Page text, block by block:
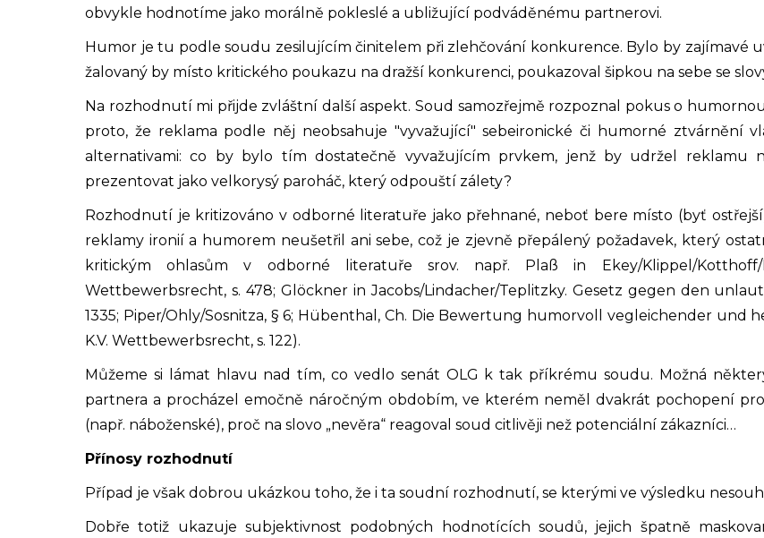
obvykle hodnotíme jako morálně pokleslé a ubližující podváděnému partnerovi.
Humor je tu podle soudu zesilujícím činitelem při zlehčování konkurence. Bylo by zajímavé
žalovaný by místo kritického poukazu na dražší konkurenci, poukazoval šipkou na sebe se
Na rozhodnutí mi přijde zvláštní další aspekt. Soud samozřejmě rozpoznal pokus o
proto, že reklama podle něj neobsahuje "vyvažující" sebeironické či humorné ztvárnění
alternativami: co by bylo tím dostatečně vyvažujícím prvkem, jenž by udržel reklamu
prezentovat jako velkorysý paroháč, který odpouští zálety?
Rozhodnutí je kritizováno v odborné literatuře jako přehnané, neboť bere místo (byť
reklamy ironií a humorem neušetřil ani sebe, což je zjevně přepálený požadavek, který
kritickým ohlasům v odborné literatuře srov. např. Plaß in Ekey/Klippel/Kotthoff/
Wettbewerbsrecht, s. 478; Glöckner in Jacobs/Lindacher/Teplitzky. Gesetz gegen den
1335; Piper/Ohly/Sosnitza, § 6; Hübenthal, Ch. Die Bewertung humorvoll vegleichender und
K.V. Wettbewerbsrecht, s. 122).
Můžeme si lámat hlavu nad tím, co vedlo senát OLG k tak příkrému soudu. Možná
partnera a procházel emočně náročným obdobím, ve kterém neměl dvakrát pochopení
(např. náboženské), proč na slovo „nevěra“ reagoval soud citlivěji než potenciální zákazníci…
Přínosy rozhodnutí
Případ je však dobrou ukázkou toho, že i ta soudní rozhodnutí, se kterými ve výsledku
Dobře totiž ukazuje subjektivnost podobných hodnotících soudů, jejich špatně